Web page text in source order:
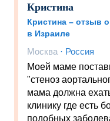
Кристина
Кристина – отзыв
в Израиле
Москва · Россия
Моей маме
"стеноз
мама должна
клинику где есть
подобных